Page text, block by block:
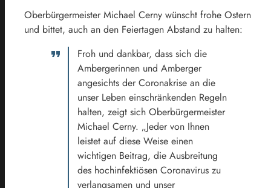
Oberbürgermeister Michael Cerny wünscht frohe Ostern
und bittet, auch an den Feiertagen Abstand zu halten:
Froh und dankbar, dass sich die
Ambergerinnen und Amberger
angesichts der Coronakrise an die
unser Leben einschränkenden Regeln
halten, zeigt sich Oberbürgermeister
Michael Cerny. „Jeder von Ihnen
leistet auf diese Weise einen
wichtigen Beitrag, die Ausbreitung
des hochinfektiösen Coronavirus zu
verlangsamen und unser